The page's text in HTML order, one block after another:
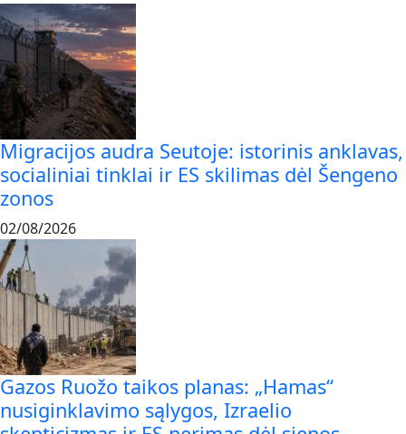
Migracijos audra Seutoje: istorinis anklavas,
socialiniai tinklai ir ES skilimas dėl Šengeno
zonos
02/08/2026
Gazos Ruožo taikos planas: „Hamas“
nusiginklavimo sąlygos, Izraelio